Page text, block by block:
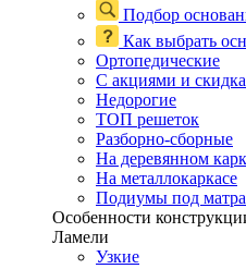
Подбор
Как выбрать
Ортопедические
С акциями и
Недорогие
ТОП решеток
Разборно-сборные
На деревянном
На металлокаркасе
Подиумы под
Особенности
Ламели
Узкие